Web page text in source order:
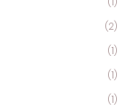
(2)
(1)
(1)
(1)